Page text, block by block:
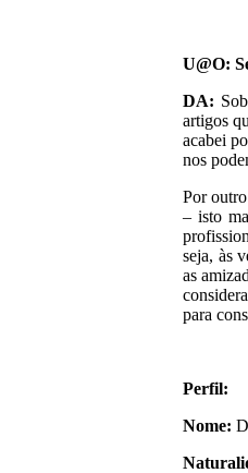
U@O:
DA:
artigos
acabei
nos
Por
– isto
seja, às
as
para
Perfil:
Nome: